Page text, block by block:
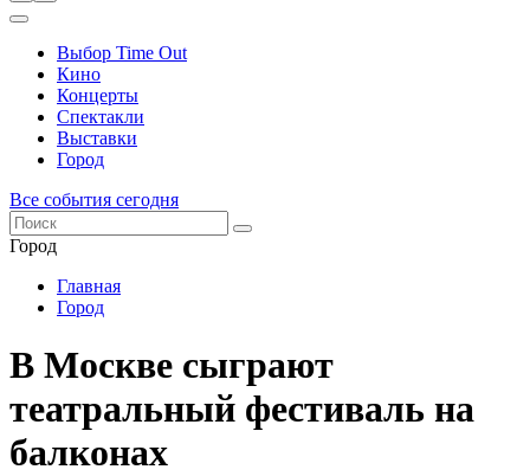
Выбор Time Out
Кино
Концерты
Спектакли
Выставки
Город
Все события сегодня
Город
Главная
Город
В Москве сыграют
театральный фестиваль на
балконах